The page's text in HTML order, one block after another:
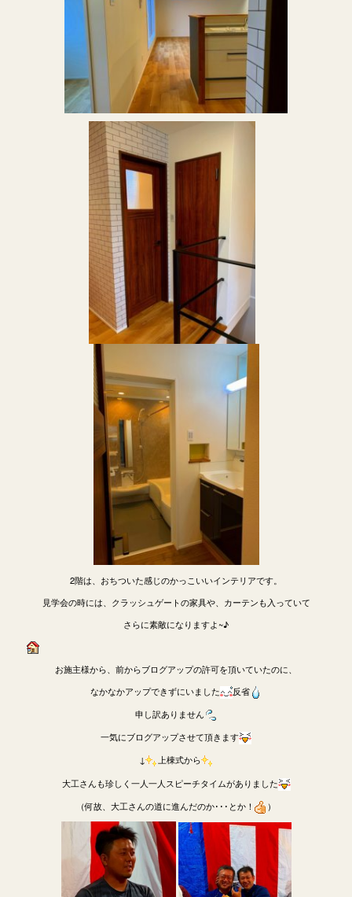
2階は、おちついた感じのかっこいいインテリアです。
見学会の時には、クラッシュゲートの家具や、カーテンも入っていて
さらに素敵になりますよ~♪
お施主様から、前からブログアップの許可を頂いていたのに、
なかなかアップできずにいました
反省
申し訳ありません
一気にブログアップさせて頂きます
↓
上棟式から
大工さんも珍しく一人一人スピーチタイムがありました
（何故、大工さんの道に進んだのか･･･とか！
）